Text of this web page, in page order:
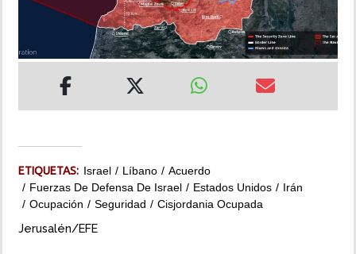
ETIQUETAS: Israel Líbano
Acuerdo
Fuerzas De Defensa De Israel
Estados Unidos
Irán
Ocupación
Seguridad Cisjordania Ocupada
Jerusalén/EFE